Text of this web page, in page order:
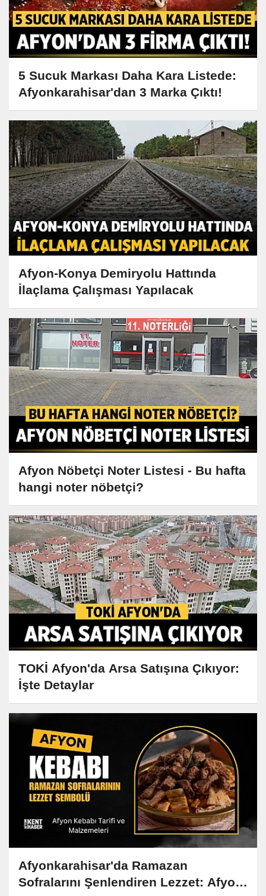
5 Sucuk Markası Daha Kara Listede:
Afyonkarahisar'dan 3 Marka Çıktı!
Afyon-Konya Demiryolu Hattında
İlaçlama Çalışması Yapılacak
Afyon Nöbetçi Noter Listesi - Bu hafta
hangi noter nöbetçi?
TOKİ Afyon'da Arsa Satışına Çıkıyor:
İşte Detaylar
Afyonkarahisar'da Ramazan
Sofralarını Şenlendiren Lezzet: Afyon